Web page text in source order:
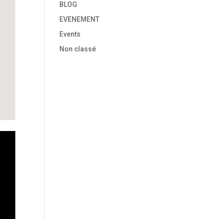
BLOG
EVENEMENT
Events
Non classé